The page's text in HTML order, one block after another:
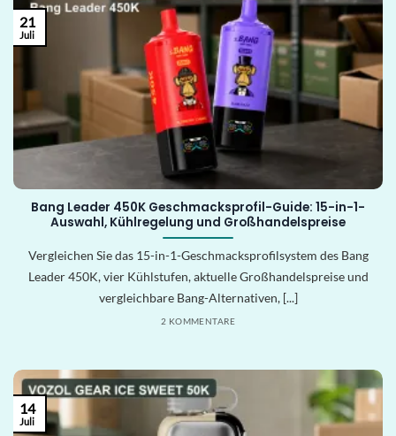
Bang Leader 450K Geschmacksprofil-Guide: 15-in-1-
Auswahl, Kühlregelung und Großhandelspreise
Vergleichen Sie das 15-in-1-Geschmacksprofilsystem des Bang
Leader 450K, vier Kühlstufen, aktuelle Großhandelspreise und
vergleichbare Bang-Alternativen, [...]
2 KOMMENTARE
21
Juli
14
Juli